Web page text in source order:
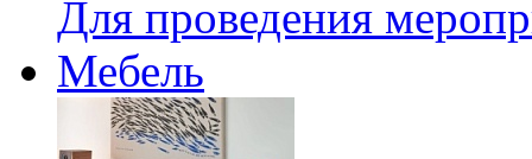
Для проведения
Мебель